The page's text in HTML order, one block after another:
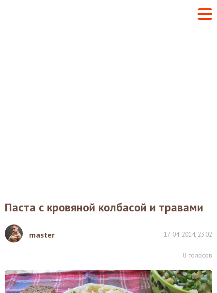
Паста с кровяной колбасой и травами
master 17-04-2014, 23:02
0 голосов